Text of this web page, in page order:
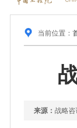
当前位置：
来源： 战略